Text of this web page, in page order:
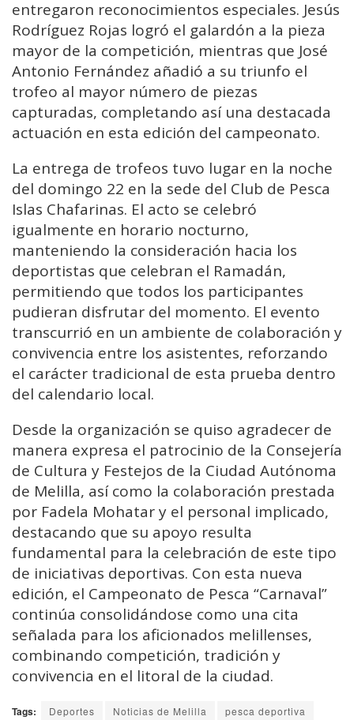
entregaron reconocimientos especiales. Jesús
Rodríguez Rojas logró el galardón a la pieza
mayor de la competición, mientras que José
Antonio Fernández añadió a su triunfo el
trofeo al mayor número de piezas
capturadas, completando así una destacada
actuación en esta edición del campeonato.
La entrega de trofeos tuvo lugar en la noche
del domingo 22 en la sede del Club de Pesca
Islas Chafarinas. El acto se celebró
igualmente en horario nocturno,
manteniendo la consideración hacia los
deportistas que celebran el Ramadán,
permitiendo que todos los participantes
pudieran disfrutar del momento. El evento
transcurrió en un ambiente de colaboración y
convivencia entre los asistentes, reforzando
el carácter tradicional de esta prueba dentro
del calendario local.
Desde la organización se quiso agradecer de
manera expresa el patrocinio de la Consejería
de Cultura y Festejos de la Ciudad Autónoma
de Melilla, así como la colaboración prestada
por Fadela Mohatar y el personal implicado,
destacando que su apoyo resulta
fundamental para la celebración de este tipo
de iniciativas deportivas. Con esta nueva
edición, el Campeonato de Pesca “Carnaval”
continúa consolidándose como una cita
señalada para los aficionados melillenses,
combinando competición, tradición y
convivencia en el litoral de la ciudad.
Tags: Deportes Noticias de Melilla pesca deportiva